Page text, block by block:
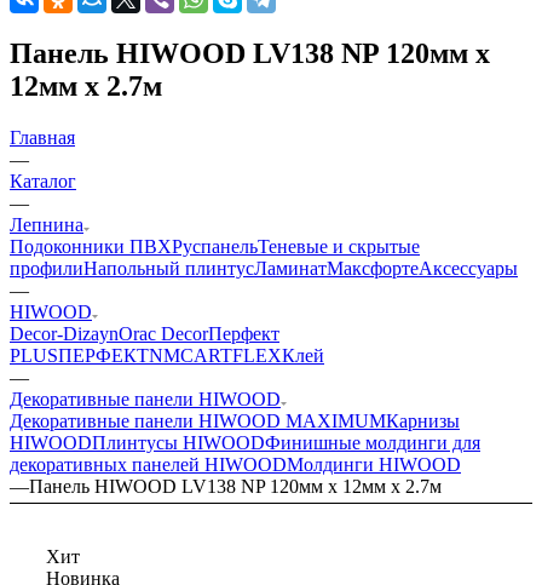
Панель HIWOOD LV138 NP 120мм х
12мм х 2.7м
Главная
—
Каталог
—
Лепнина
Подоконники ПВХРуспанельТеневые и скрытые
профилиНапольный плинтусЛаминатМаксфортеАксессуары
—
HIWOOD
Decor-DizaynOrac DecorПерфект
PLUSПЕРФЕКТNMCARTFLEXКлей
—
Декоративные панели HIWOOD
Декоративные панели HIWOOD MAXIMUMКарнизы
HIWOODПлинтусы HIWOODФинишные молдинги для
декоративных панелей HIWOODМолдинги HIWOOD
—Панель HIWOOD LV138 NP 120мм х 12мм х 2.7м
Хит
Новинка